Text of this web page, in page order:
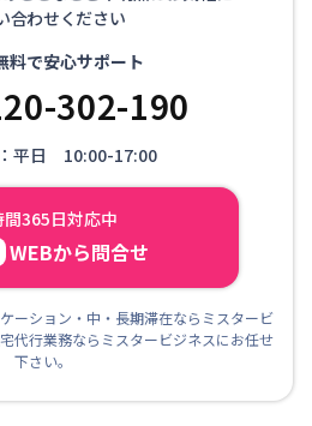
合わせください
料で安心サポート
302-190
平日 10:00-17:00
間365日対応中
WEBから問合せ
ーション・中・長期滞在ならミスタービ
代行業務ならミスタービジネスにお任せ
下さい。